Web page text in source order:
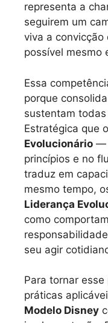
representa a
seguirem um
viva a convicção
possível mesmo
Essa
porque
sustentam
Estratégica que o
Evolucionário —
princípios e no
traduz em
mesmo tempo,
Liderança
como
seu agir
Para tornar
práticas
Modelo Disney